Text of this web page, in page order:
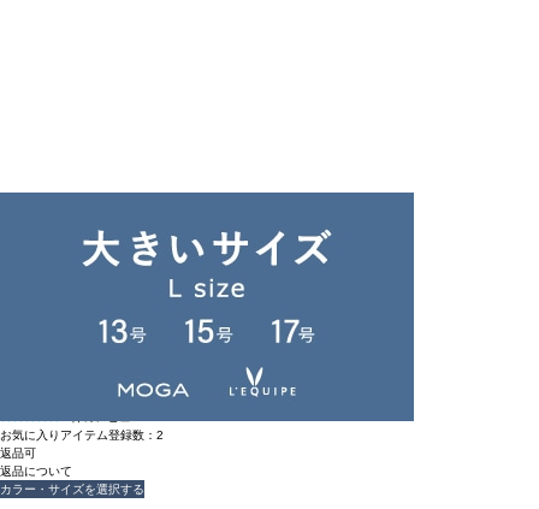
480ポイント還元 (BIGIポイント)
お気に入りアイテム登録数： 2
返品可
返品について
カラー・サイズを選択する